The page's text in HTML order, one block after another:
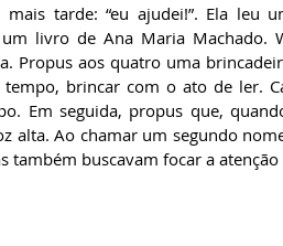
tarde: “eu ajudei!”. Ela leu
livro de Ana Maria Machado.
Propus aos quatro uma
brincar com o ato de ler.
Em seguida, propus que,
alta. Ao chamar um segundo
também buscavam focar a